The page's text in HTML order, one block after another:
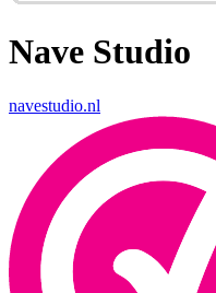
Nave Studio
navestudio.nl